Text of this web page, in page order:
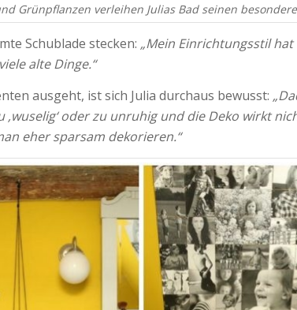
Grünpflanzen verleihen Julias Bad seinen
Schublade stecken: „Mein Einrichtungsstil
alte Dinge.“
ausgeht, ist sich Julia durchaus bewusst:
oder zu unruhig und die Deko wirkt
eher sparsam dekorieren.“